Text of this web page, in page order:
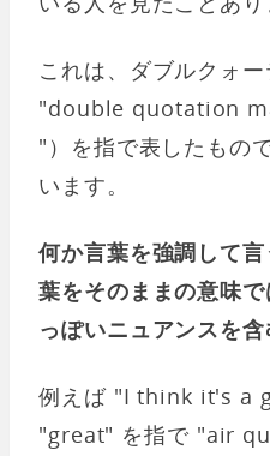
これは、ダブルクォ
"double quotation
"）を指で表したもので
います。
何か言葉を強調して
葉をそのままの意味
っぽいニュアンスを含
例えば "I think it's a
"great" を指で "air